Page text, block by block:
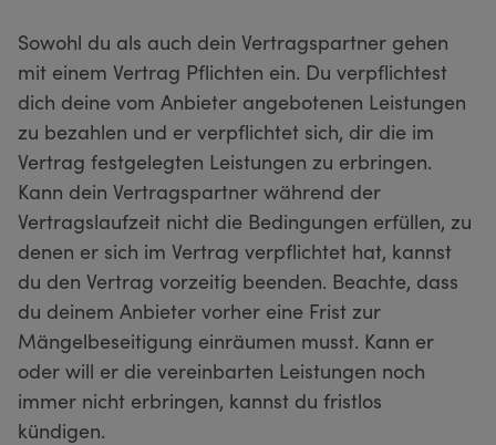
Sowohl du als auch dein Vertragspartner gehen
mit einem Vertrag Pflichten ein. Du verpflichtest
dich deine vom Anbieter angebotenen Leistungen
zu bezahlen und er verpflichtet sich, dir die im
Vertrag festgelegten Leistungen zu erbringen.
Kann dein Vertragspartner während der
Vertragslaufzeit nicht die Bedingungen erfüllen, zu
denen er sich im Vertrag verpflichtet hat, kannst
du den Vertrag vorzeitig beenden. Beachte, dass
du deinem Anbieter vorher eine Frist zur
Mängelbeseitigung einräumen musst. Kann er
oder will er die vereinbarten Leistungen noch
immer nicht erbringen, kannst du fristlos
kündigen.